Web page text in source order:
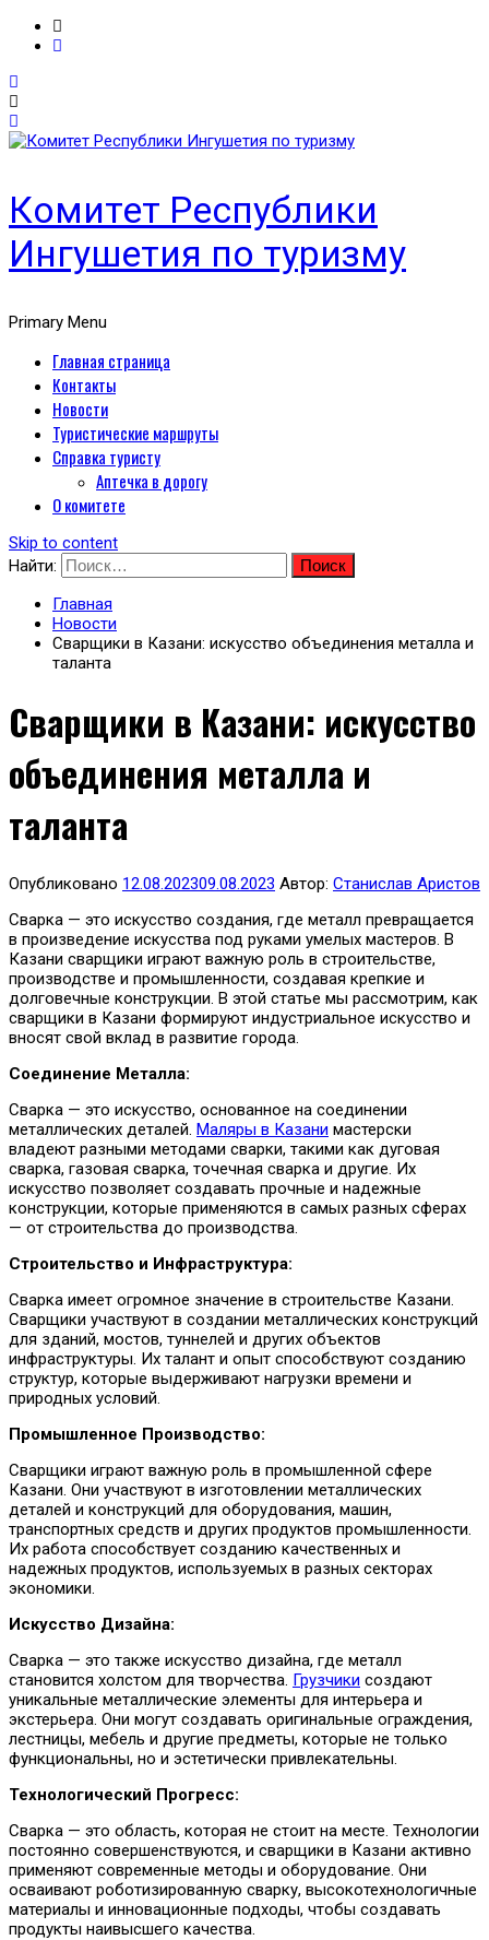
Комитет Республики
Ингушетия по туризму
Primary Menu
Главная страница
Контакты
Новости
Туристические маршруты
Справка туристу
Аптечка в дорогу
О комитете
Skip to content
Найти:
Главная
Новости
Сварщики в Казани: искусство объединения металла и
таланта
Сварщики в Казани: искусство
объединения металла и
таланта
Опубликовано 12.08.202309.08.2023 Автор: Станислав Аристов
Сварка — это искусство создания, где металл превращается
в произведение искусства под руками умелых мастеров. В
Казани сварщики играют важную роль в строительстве,
производстве и промышленности, создавая крепкие и
долговечные конструкции. В этой статье мы рассмотрим, как
сварщики в Казани формируют индустриальное искусство и
вносят свой вклад в развитие города.
Соединение Металла:
Сварка — это искусство, основанное на соединении
металлических деталей. Маляры в Казани мастерски
владеют разными методами сварки, такими как дуговая
сварка, газовая сварка, точечная сварка и другие. Их
искусство позволяет создавать прочные и надежные
конструкции, которые применяются в самых разных сферах
— от строительства до производства.
Строительство и Инфраструктура:
Сварка имеет огромное значение в строительстве Казани.
Сварщики участвуют в создании металлических конструкций
для зданий, мостов, туннелей и других объектов
инфраструктуры. Их талант и опыт способствуют созданию
структур, которые выдерживают нагрузки времени и
природных условий.
Промышленное Производство:
Сварщики играют важную роль в промышленной сфере
Казани. Они участвуют в изготовлении металлических
деталей и конструкций для оборудования, машин,
транспортных средств и других продуктов промышленности.
Их работа способствует созданию качественных и
надежных продуктов, используемых в разных секторах
экономики.
Искусство Дизайна:
Сварка — это также искусство дизайна, где металл
становится холстом для творчества. Грузчики создают
уникальные металлические элементы для интерьера и
экстерьера. Они могут создавать оригинальные ограждения,
лестницы, мебель и другие предметы, которые не только
функциональны, но и эстетически привлекательны.
Технологический Прогресс:
Сварка — это область, которая не стоит на месте. Технологии
постоянно совершенствуются, и сварщики в Казани активно
применяют современные методы и оборудование. Они
осваивают роботизированную сварку, высокотехнологичные
материалы и инновационные подходы, чтобы создавать
продукты наивысшего качества.